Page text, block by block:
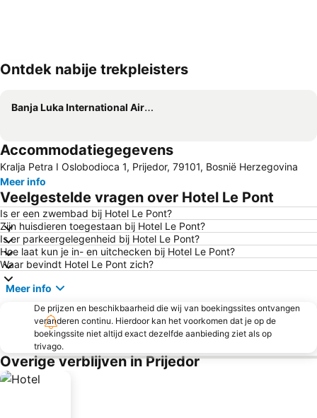
Kaart uitvouwen
Ontdek nabije trekpleisters
Banja Luka International Airport
Accommodatiegegevens
Kralja Petra I Oslobodioca 1, Prijedor, 79101, Bosnië Herzegovina
Meer info
Veelgestelde vragen over Hotel Le Pont
Is er een zwembad bij Hotel Le Pont?
Zijn huisdieren toegestaan bij Hotel Le Pont?
Is er parkeergelegenheid bij Hotel Le Pont?
Hoe laat kun je in- en uitchecken bij Hotel Le Pont?
Waar bevindt Hotel Le Pont zich?
Meer info
De prijzen en beschikbaarheid die wij van boekingssites ontvangen
veranderen continu. Hierdoor kan het voorkomen dat je op de
boekingssite niet altijd exact dezelfde aanbieding ziet als op
trivago.
Overige verblijven in Prijedor